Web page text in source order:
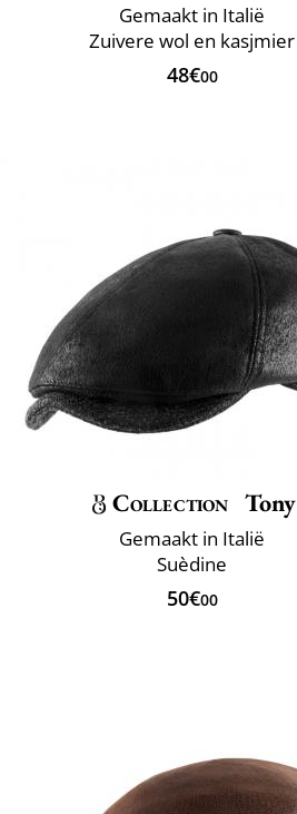
Gemaakt in Italië
Zuivere wol en kasjmier
48€00
Collection Tony
Gemaakt in Italië
Suèdine
50€00